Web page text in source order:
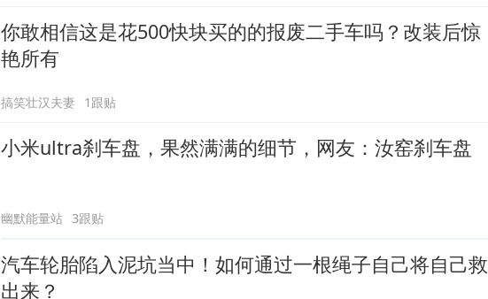
你敢相信这是花500快块买的的报废二手车吗？改装后惊
艳所有
搞笑壮汉夫妻 1跟贴
小米ultra刹车盘，果然满满的细节，网友：汝窑刹车盘
幽默能量站 3跟贴
汽车轮胎陷入泥坑当中！如何通过一根绳子自己将自己救
出来？